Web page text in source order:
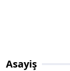
Asayiş